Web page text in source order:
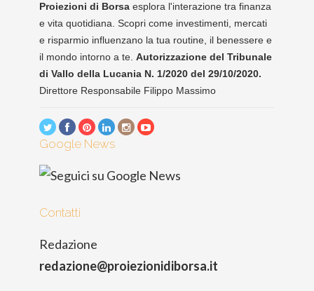
Proiezioni di Borsa esplora l'interazione tra finanza
e vita quotidiana. Scopri come investimenti, mercati
e risparmio influenzano la tua routine, il benessere e
il mondo intorno a te. Autorizzazione del Tribunale
di Vallo della Lucania N. 1/2020 del 29/10/2020.
Direttore Responsabile Filippo Massimo
Google News
Contatti
Redazione
redazione@proiezionidiborsa.it